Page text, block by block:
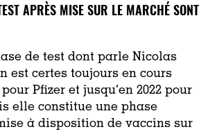
APRÈS MISE SUR LE MARCHÉ SONT
de test dont parle Nicolas
est certes toujours en cours
pour Pfizer et jusqu’en 2022 pour
elle constitue une phase
à disposition de vaccins sur